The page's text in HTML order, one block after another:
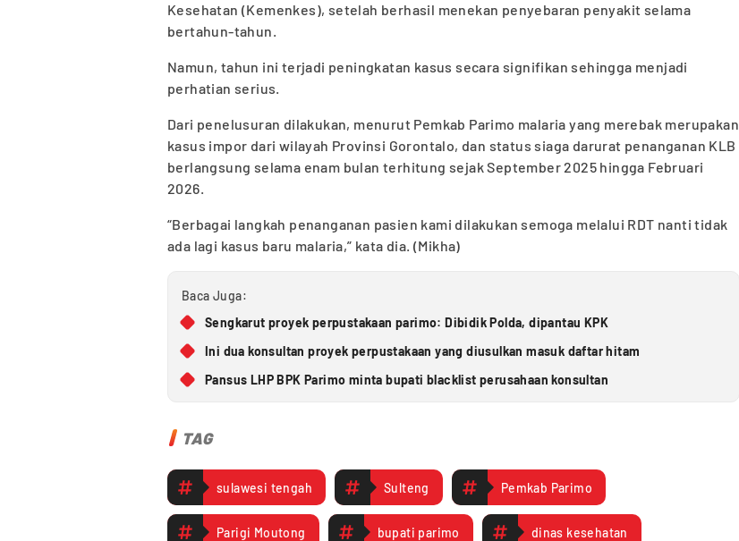
Kesehatan (Kemenkes), setelah berhasil menekan penyebaran penyakit selama
bertahun-tahun.
Namun, tahun ini terjadi peningkatan kasus secara signifikan sehingga menjadi
perhatian serius.
Dari penelusuran dilakukan, menurut Pemkab Parimo malaria yang merebak merupakan
kasus impor dari wilayah Provinsi Gorontalo, dan status siaga darurat penanganan KLB
berlangsung selama enam bulan terhitung sejak September 2025 hingga Februari
2026.
“Berbagai langkah penanganan pasien kami dilakukan semoga melalui RDT nanti tidak
ada lagi kasus baru malaria,” kata dia. (Mikha)
Baca Juga:
Sengkarut proyek perpustakaan parimo: Dibidik Polda, dipantau KPK
Ini dua konsultan proyek perpustakaan yang diusulkan masuk daftar hitam
Pansus LHP BPK Parimo minta bupati blacklist perusahaan konsultan
TAG
sulawesi tengah Sulteng Pemkab Parimo
Parigi Moutong bupati parimo dinas kesehatan